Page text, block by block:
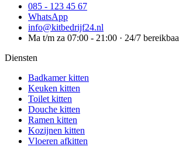
085 - 123 45 67
WhatsApp
info@kitbedrijf24.nl
Ma t/m za 07:00 - 21:00 · 24/7
Diensten
Badkamer kitten
Keuken kitten
Toilet kitten
Douche kitten
Ramen kitten
Kozijnen kitten
Vloeren afkitten